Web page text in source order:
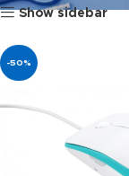
Show sidebar
-50%